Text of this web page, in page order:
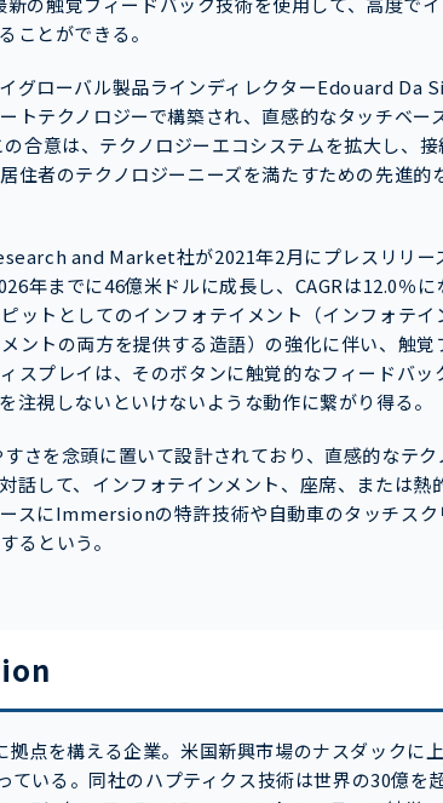
ことができる。
グローバル製品ラインディレクターEdouard Da
トテクノロジーで構築され、直感的なタッチベー
合意は、テクノロジーエコシステムを拡大し、接
住者のテクノロジーニーズを満たすための先進的
and Market社が2021年2月にプレスリリー
年までに46億米ドルに成長し、CAGRは12.0％に
ットとしてのインフォテイメント（インフォテイ
ントの両方を提供する造語）の強化に伴い、触覚
スプレイは、そのボタンに触覚的なフィードバッ
視しないといけないような動作に繋がり得る。
さを念頭に置いて設計されており、直感的なテク
話して、インフォテインメント、座席、または熱
スにImmersionの特許技術や自動車のタッチスク
るという。
点を構える企業。米国新興市場のナスダックに
いる。同社のハプティクス技術は世界の30億を